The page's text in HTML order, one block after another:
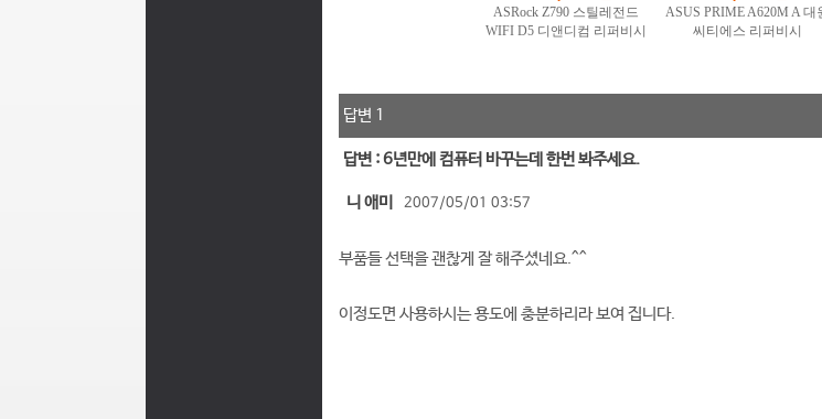
답변 1
답변 : 6년만에 컴퓨터 바꾸는데 한번 봐주세요.
니 애미 2007/05/01 03:57
부품들 선택을 괜찮게 잘 해주셨네요.^^
이정도면 사용하시는 용도에 충분하리라 보여 집니다.